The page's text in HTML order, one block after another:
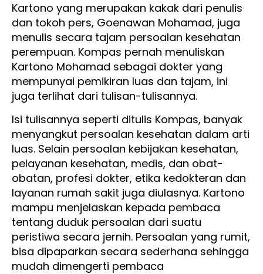
Kartono yang merupakan kakak dari penulis
dan tokoh pers, Goenawan Mohamad, juga
menulis secara tajam persoalan kesehatan
perempuan. Kompas pernah menuliskan
Kartono Mohamad sebagai dokter yang
mempunyai pemikiran luas dan tajam, ini
juga terlihat dari tulisan-tulisannya.
Isi tulisannya seperti ditulis Kompas, banyak
menyangkut persoalan kesehatan dalam arti
luas. Selain persoalan kebijakan kesehatan,
pelayanan kesehatan, medis, dan obat-
obatan, profesi dokter, etika kedokteran dan
layanan rumah sakit juga diulasnya. Kartono
mampu menjelaskan kepada pembaca
tentang duduk persoalan dari suatu
peristiwa secara jernih. Persoalan yang rumit,
bisa dipaparkan secara sederhana sehingga
mudah dimengerti pembaca